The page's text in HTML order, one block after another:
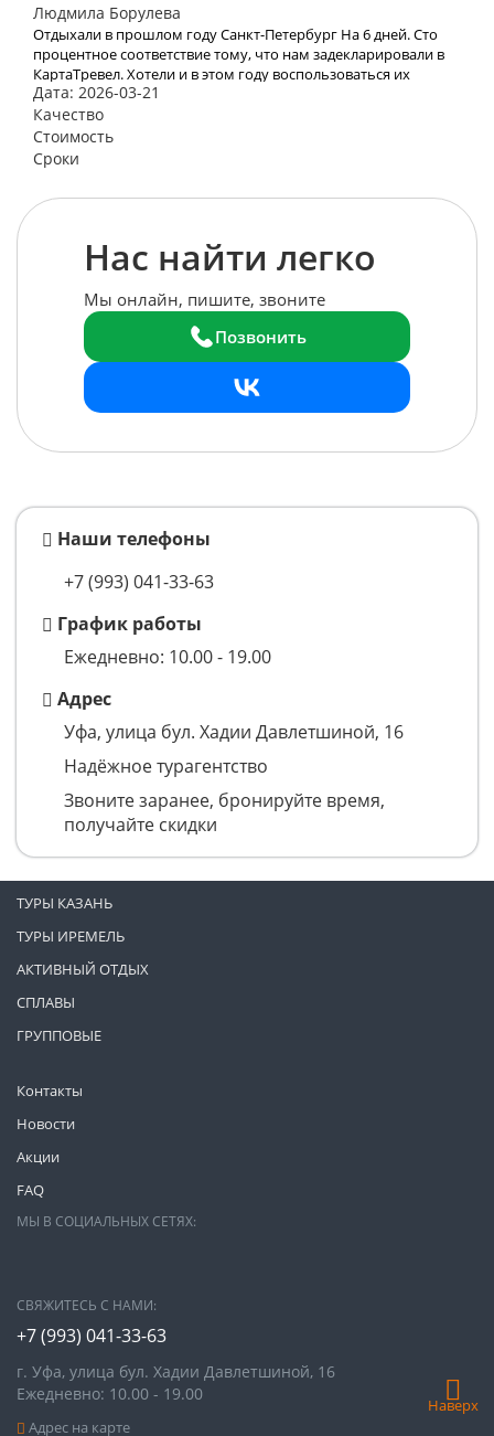
Людмила Борулева
Отдыхали в прошлом году Санкт-Петербург На 6 дней. Сто
процентное соответствие тому, что нам задекларировали в
КартаТревел. Хотели и в этом году воспользоваться их
услугами, но видимо эта пандемия все испортит.
Дата: 2026-03-21
Качество
Стоимость
Сроки
Наверх
Нас найти легко
Мы онлайн, пишите, звоните
Позвонить
Наши телефоны
+7 (993) 041-33-63
График работы
Ежедневно: 10.00 - 19.00
Адрес
Уфа, улица бул. Хадии Давлетшиной, 16
Надёжное турагентство
Звоните заранее, бронируйте время,
получайте скидки
Контакты
Новости
Акции
FAQ
ТУРЫ КАЗАНЬ
ТУРЫ ИРЕМЕЛЬ
АКТИВНЫЙ ОТДЫХ
СПЛАВЫ
ГРУППОВЫЕ
МЫ В СОЦИАЛЬНЫХ СЕТЯХ:
СВЯЖИТЕСЬ С НАМИ:
+7 (993) 041-33-63
г. Уфа, улица бул. Хадии Давлетшиной, 16
Ежедневно: 10.00 - 19.00
Адрес на карте